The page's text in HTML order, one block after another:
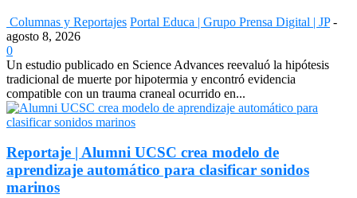
Columnas y Reportajes Portal Educa | Grupo Prensa Digital | JP -
agosto 8, 2026
0
Un estudio publicado en Science Advances reevaluó la hipótesis
tradicional de muerte por hipotermia y encontró evidencia
compatible con un trauma craneal ocurrido en...
Reportaje | Alumni UCSC crea modelo de
aprendizaje automático para clasificar sonidos
marinos